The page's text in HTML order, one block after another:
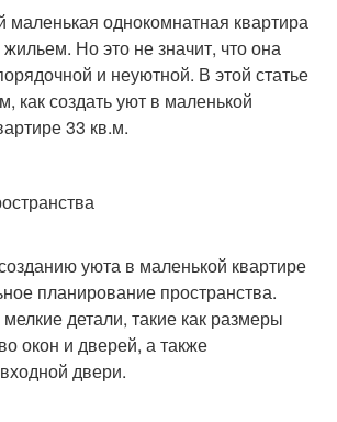
однокомнатная квартира
Но это не значит, что она
и неуютной. В этой статье
как создать уют в маленькой
33 кв.м.
уюта в маленькой квартире
планирование пространства.
детали, такие как размеры
окон и дверей, а также
двери.